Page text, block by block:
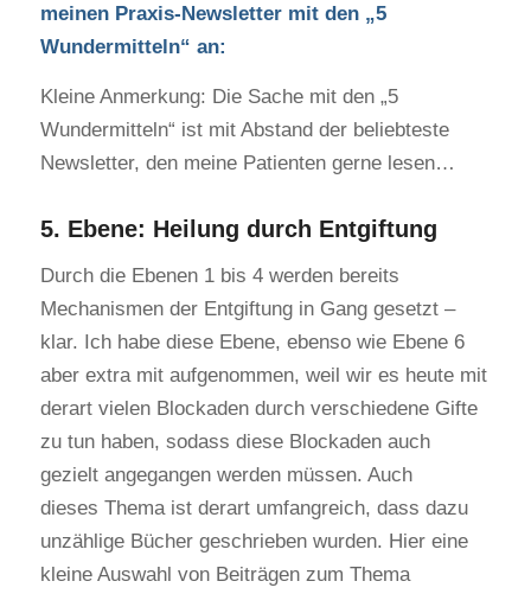
meinen Praxis-Newsletter mit den „5
Wundermitteln“ an:
Kleine Anmerkung: Die Sache mit den „5
Wundermitteln“ ist mit Abstand der beliebteste
Newsletter, den meine Patienten gerne lesen…
5. Ebene: Heilung durch Entgiftung
Durch die Ebenen 1 bis 4 werden bereits
Mechanismen der Entgiftung in Gang gesetzt –
klar. Ich habe diese Ebene, ebenso wie Ebene 6
aber extra mit aufgenommen, weil wir es heute mit
derart vielen Blockaden durch verschiedene Gifte
zu tun haben, sodass diese Blockaden auch
gezielt angegangen werden müssen. Auch
dieses Thema ist derart umfangreich, dass dazu
unzählige Bücher geschrieben wurden. Hier eine
kleine Auswahl von Beiträgen zum Thema